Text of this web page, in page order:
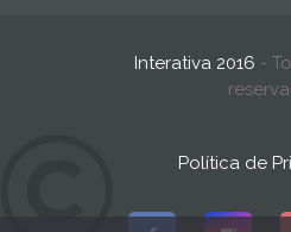
Interativa 2016 -
Política de